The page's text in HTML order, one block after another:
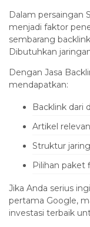
Dalam persaingan
menjadi faktor
sembarang
Dibutuhkan
Dengan Jasa
mendapatkan:
Backlink dari
Artikel
Struktur
Pilihan paket
Jika Anda serius
pertama Google,
investasi terbaik